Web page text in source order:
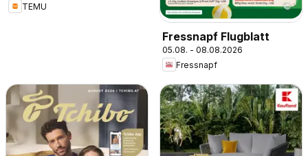
TEMU
Fressnapf Flugblatt
05.08. - 08.08.2026
Fressnapf